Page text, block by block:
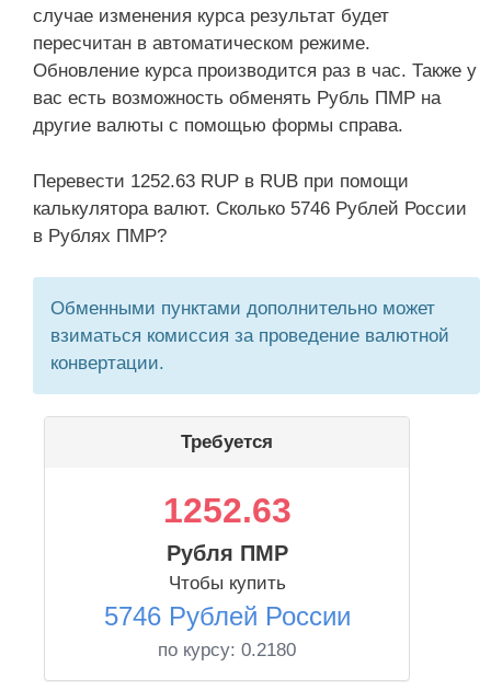
случае изменения курса результат будет
пересчитан в автоматическом режиме.
Обновление курса производится раз в час. Также у
вас есть возможность обменять Рубль ПМР на
другие валюты с помощью формы справа.
Перевести 1252.63 RUP в RUB при помощи
калькулятора валют. Сколько 5746 Рублей России
в Рублях ПМР?
Обменными пунктами дополнительно может
взиматься комиссия за проведение валютной
конвертации.
Требуется
1252.63
Рубля ПМР
Чтобы купить
5746 Рублей России
по курсу: 0.2180